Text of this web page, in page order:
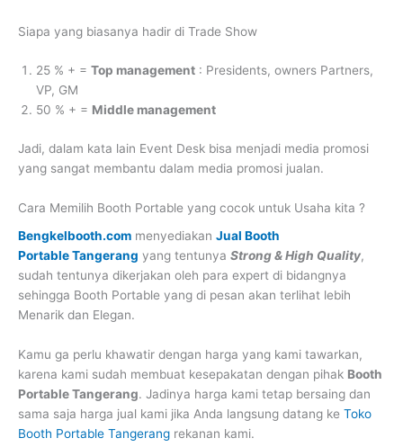
Siapa yang biasanya hadir di Trade Show
25 % + = Top management : Presidents, owners Partners,
VP, GM
50 % + = Middle management
Jadi, dalam kata lain Event Desk bisa menjadi media promosi
yang sangat membantu dalam media promosi jualan.
Cara Memilih Booth Portable yang cocok untuk Usaha kita ?
Bengkelbooth.com menyediakan Jual Booth
Portable Tangerang yang tentunya Strong & High Quality,
sudah tentunya dikerjakan oleh para expert di bidangnya
sehingga Booth Portable yang di pesan akan terlihat lebih
Menarik dan Elegan.
Kamu ga perlu khawatir dengan harga yang kami tawarkan,
karena kami sudah membuat kesepakatan dengan pihak Booth
Portable Tangerang. Jadinya harga kami tetap bersaing dan
sama saja harga jual kami jika Anda langsung datang ke Toko
Booth Portable Tangerang rekanan kami.